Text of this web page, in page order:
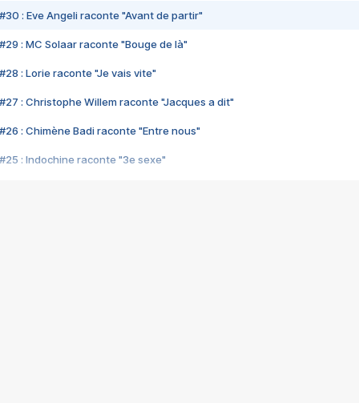
#30 : Eve Angeli raconte "Avant de partir"
#29 : MC Solaar raconte "Bouge de là"
#28 : Lorie raconte "Je vais vite"
#27 : Christophe Willem raconte "Jacques a dit"
#26 : Chimène Badi raconte "Entre nous"
#25 : Indochine raconte "3e sexe"